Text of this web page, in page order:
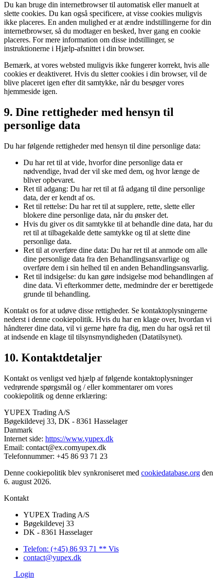
Du kan bruge din internetbrowser til automatisk eller manuelt at
slette cookies. Du kan også specificere, at visse cookies muligvis
ikke placeres. En anden mulighed er at ændre indstillingerne for din
internetbrowser, så du modtager en besked, hver gang en cookie
placeres. For mere information om disse indstillinger, se
instruktionerne i Hjælp-afsnittet i din browser.
Bemærk, at vores websted muligvis ikke fungerer korrekt, hvis alle
cookies er deaktiveret. Hvis du sletter cookies i din browser, vil de
blive placeret igen efter dit samtykke, når du besøger vores
hjemmeside igen.
9. Dine rettigheder med hensyn til
personlige data
Du har følgende rettigheder med hensyn til dine personlige data:
Du har ret til at vide, hvorfor dine personlige data er
nødvendige, hvad der vil ske med dem, og hvor længe de
bliver opbevaret.
Ret til adgang: Du har ret til at få adgang til dine personlige
data, der er kendt af os.
Ret til rettelse: Du har ret til at supplere, rette, slette eller
blokere dine personlige data, når du ønsker det.
Hvis du giver os dit samtykke til at behandle dine data, har du
ret til at tilbagekalde dette samtykke og til at slette dine
personlige data.
Ret til at overføre dine data: Du har ret til at anmode om alle
dine personlige data fra den Behandlingsansvarlige og
overføre dem i sin helhed til en anden Behandlingsansvarlig.
Ret til indsigelse: du kan gøre indsigelse mod behandlingen af
​​dine data. Vi efterkommer dette, medmindre der er berettigede
grunde til behandling.
Kontakt os for at udøve disse rettigheder. Se kontaktoplysningerne
nederst i denne cookiepolitik. Hvis du har en klage over, hvordan vi
håndterer dine data, vil vi gerne høre fra dig, men du har også ret til
at indsende en klage til tilsynsmyndigheden (Datatilsynet).
10. Kontaktdetaljer
Kontakt os venligst ved hjælp af følgende kontaktoplysninger
vedrørende spørgsmål og / eller kommentarer om vores
cookiepolitik og denne erklæring:
YUPEX Trading A/S
Bøgekildevej 33, DK - 8361 Hasselager
Danmark
Internet side: https://www.yupex.dk
Email: contact@ex.comyupex.dk
Telefonnummer: +45 86 93 71 23
Denne cookiepolitik blev synkroniseret med cookiedatabase.org den
6. august 2026.
Kontakt
YUPEX Trading A/S
Bøgekildevej 33
DK - 8361 Hasselager
Telefon: (+45) 86 93 71 ** Vis
contact@yupex.dk
Login